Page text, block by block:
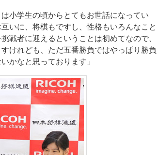
小学生の頃からとてもお世話になってい
いに、将棋もですし、性格もいろんなこと
戦者に迎えるということは初めてなので、
けれども、ただ五番勝負ではやっぱり勝負
かなと思っております」